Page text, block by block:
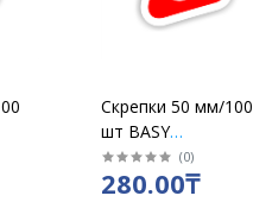
Скрепки 50 мм/100
шт BASY
оцинкованные 1550
/ уп10 шт
(0)
280.00₸